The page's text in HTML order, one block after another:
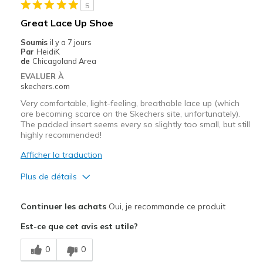
5
Great Lace Up Shoe
Soumis il y a 7 jours
Par HeidiK
de Chicagoland Area
EVALUER À
skechers.com
Very comfortable, light-feeling, breathable lace up (which
are becoming scarce on the Skechers site, unfortunately).
The padded insert seems every so slightly too small, but still
highly recommended!
Afficher la traduction
Plus de détails
Comfortable
Lace up
Continuer les achatsOui, je recommande ce produit
Est-ce que cet avis est utile?
0 0